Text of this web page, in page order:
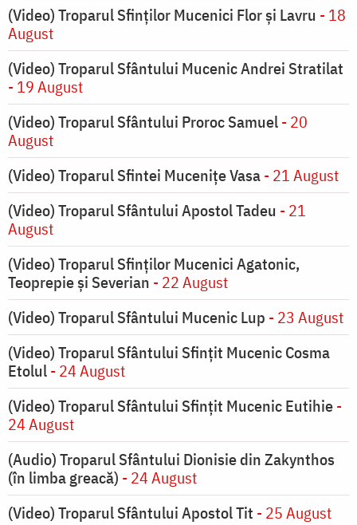
(Video) Troparul Sfinților Mucenici Flor și Lavru - 18
August
(Video) Troparul Sfântului Mucenic Andrei Stratilat
- 19 August
(Video) Troparul Sfântului Proroc Samuel- 20
August
(Video) Troparul Sfintei Mucenițe Vasa- 21 August
(Video) Troparul Sfântului Apostol Tadeu - 21
August
(Video) Troparul Sfinților Mucenici Agatonic,
Teoprepie și Severian - 22 August
(Video) Troparul Sfântului Mucenic Lup - 23 August
(Video) Troparul Sfântului Sfințit Mucenic Cosma
Etolul- 24 August
(Video) Troparul Sfântului Sfințit Mucenic Eutihie-
24 August
(Audio) Troparul Sfântului Dionisie din Zakynthos
(în limba greacă) - 24 August
(Video) Troparul Sfântului Apostol Tit - 25 August